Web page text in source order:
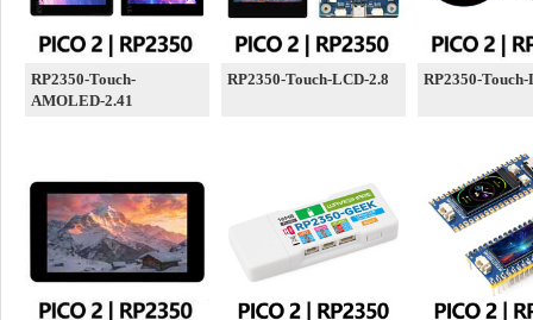
RP2350-Touch-
AMOLED-2.41
RP2350-Touch-LCD-2.8 RP2350-